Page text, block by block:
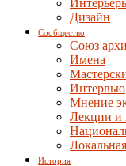
Дизайн
Сообщество
Союз
Имена
Интервью
Мнение
Лекции и
История